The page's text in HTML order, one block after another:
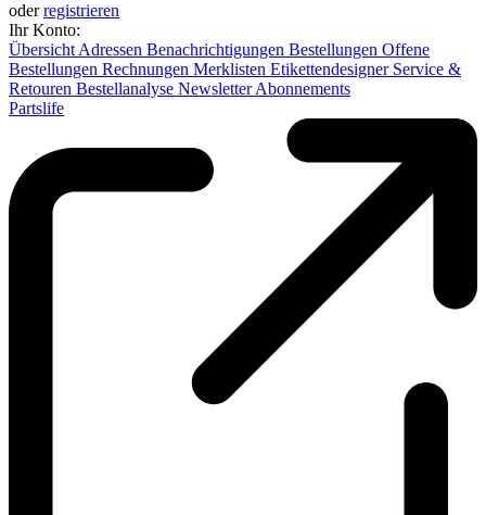
oderregistrieren
Ihr Konto:
Übersicht Adressen Benachrichtigungen Bestellungen Offene
Bestellungen Rechnungen Merklisten Etikettendesigner Service &
Retouren Bestellanalyse NewsletterAbonnements
Partslife